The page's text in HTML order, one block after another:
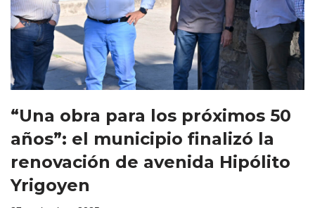
“Una obra para los próximos 50
años”: el municipio finalizó la
renovación de avenida Hipólito
Yrigoyen